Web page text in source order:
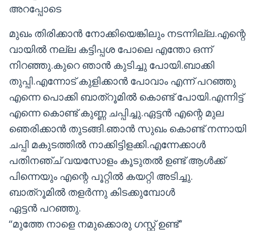
അറപ്പോടെ
മുഖം തിരിക്കാൻ നോക്കിയെങ്കിലും നടന്നില്ല.എന്റെ
വായിൽ നല്ല കട്ടിപ്പശ പോലെ എന്തോ ഒന്ന്
നിറഞ്ഞു.കുറെ ഞാൻ കുടിച്ചു പോയി.ബാക്കി
തുപ്പി.എന്നോട് കുളിക്കാൻ പോവാം എന്ന് പറഞ്ഞു
എന്നെ പൊക്കി ബാത്‌റൂമിൽ കൊണ്ട് പോയി.എന്നിട്ട്
എന്നെ കൊണ്ട് കുണ്ണ ചപ്പിച്ചു.ഏട്ടൻ എന്റെ മുല
ഞെരിക്കാൻ തുടങ്ങി.ഞാൻ സുഖം കൊണ്ട് നന്നായി
ചപ്പി മകുടത്തിൽ നാക്കിട്ടിളക്കി.എന്നേക്കാൾ
പതിനഞ്ച് വയസോളം കൂടുതൽ ഉണ്ട് ആൾക്ക്
പിന്നെയും എന്റെ പൂറ്റിൽ കയറ്റി അടിച്ചു.
ബാത്‌റൂമിൽ തളർന്നു കിടക്കുമ്പോൾ
ഏട്ടൻ പറഞ്ഞു.
“മുത്തേ നാളെ നമുക്കൊരു ഗസ്റ്റ് ഉണ്ട്”